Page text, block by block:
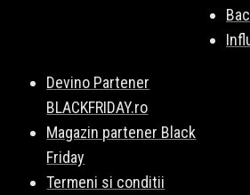
Devino Partener
BLACKFRIDAY.ro
Magazin partener Black
Friday
Termeni si conditii